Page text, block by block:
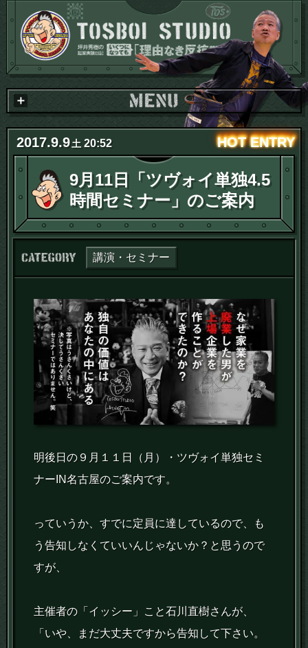
2017.9.9土 20:52
9月11日「ツヴォイ単独4.5
時間セミナー」のご案内
カテゴリー：
講演・セミナー
明後日の９月１１日（月）・ツヴォイ単独セミ
ナーIN名古屋のご案内です。
っていうか、すでに定員に達しているので、も
う告知しなくていいんじゃないか？と思うので
すが、
主催者の「イッシー」こと石川直樹さんが、
「いや、まだ大丈夫ですから告知して下さい。